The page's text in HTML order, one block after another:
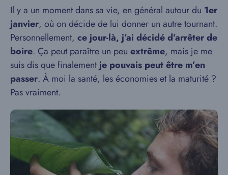
Il y a un moment dans sa vie, en général autour du 1er
janvier, où on décide de lui donner un autre tournant.
Personnellement, ce jour-là, j’ai décidé d’arrêter de
boire. Ça peut paraître un peu extrême, mais je me
suis dis que finalementje pouvais peut être m’en
passer. À moi la santé, les économies et la maturité ?
Pas vraiment.